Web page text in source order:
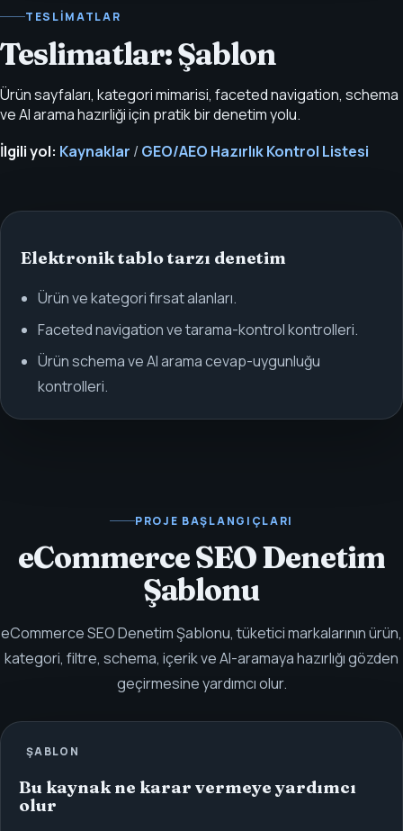
TESLIMATLAR
Teslimatlar: Şablon
Ürün sayfaları, kategori mimarisi, faceted navigation, schema
ve AI arama hazırliği için pratik bir denetim yolu.
İlgili yol: Kaynaklar / GEO/AEO Hazırlık Kontrol Listesi
Elektronik tablo tarzı denetim
Ürün ve kategori fırsat alanları.
Faceted navigation ve tarama-kontrol kontrolleri.
Ürün schema ve AI arama cevap-uygunluğu
kontrolleri.
PROJE BAŞLANGIÇLARI
eCommerce SEO Denetim
Şablonu
eCommerce SEO Denetim Şablonu, tüketici markalarının ürün,
kategori, filtre, schema, içerik ve AI-aramaya hazırlığı gözden
geçirmesine yardımcı olur.
ŞABLON
Bu kaynak ne karar vermeye yardımcı
olur